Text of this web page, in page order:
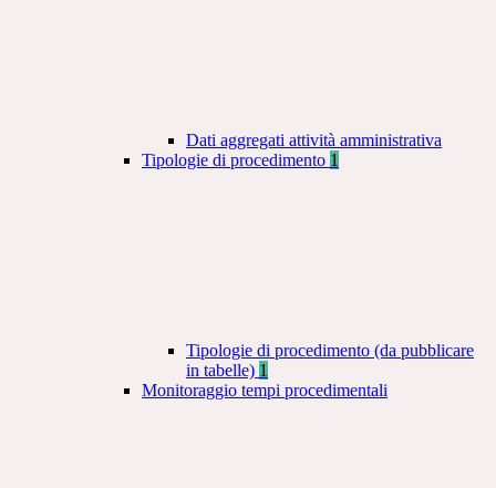
Dati aggregati attività amministrativa
Tipologie di procedimento 1
Tipologie di procedimento (da pubblicare
in tabelle) 1
Monitoraggio tempi procedimentali